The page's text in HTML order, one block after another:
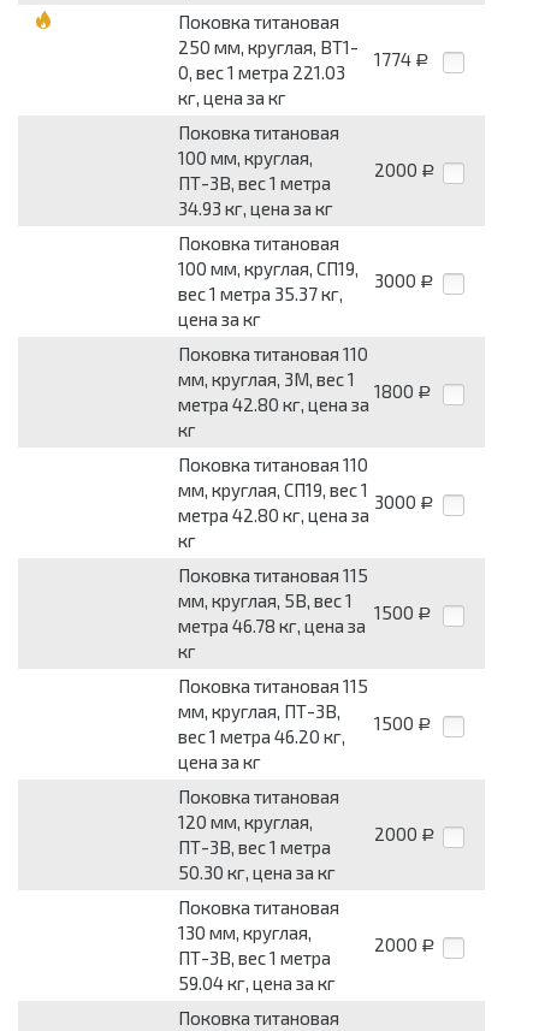
Поковка титановая
250 мм, круглая, ВТ1-
0, вес 1 метра 221.03
кг, цена за кг
1774 Р
Поковка титановая
100 мм, круглая,
ПТ-3В, вес 1 метра
34.93 кг, цена за кг
2000 Р
Поковка титановая
100 мм, круглая, СП19,
вес 1 метра 35.37 кг,
цена за кг
3000 Р
Поковка титановая 110
мм, круглая, 3М, вес 1
метра 42.80 кг, цена за
кг
1800 Р
Поковка титановая 110
мм, круглая, СП19, вес 1
метра 42.80 кг, цена за
кг
3000 Р
Поковка титановая 115
мм, круглая, 5В, вес 1
метра 46.78 кг, цена за
кг
1500 Р
Поковка титановая 115
мм, круглая, ПТ-3В,
вес 1 метра 46.20 кг,
цена за кг
1500 Р
Поковка титановая
120 мм, круглая,
ПТ-3В, вес 1 метра
50.30 кг, цена за кг
2000 Р
Поковка титановая
130 мм, круглая,
ПТ-3В, вес 1 метра
59.04 кг, цена за кг
2000 Р
Поковка титановая